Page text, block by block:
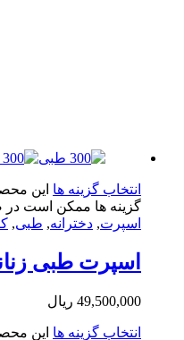
گزینه ها این محصول
ها ممکن است در صفحه
دخترانه, طبی کالج,کفش
طبی زنانه مدل 300
ریال
گزینه ها این محصول